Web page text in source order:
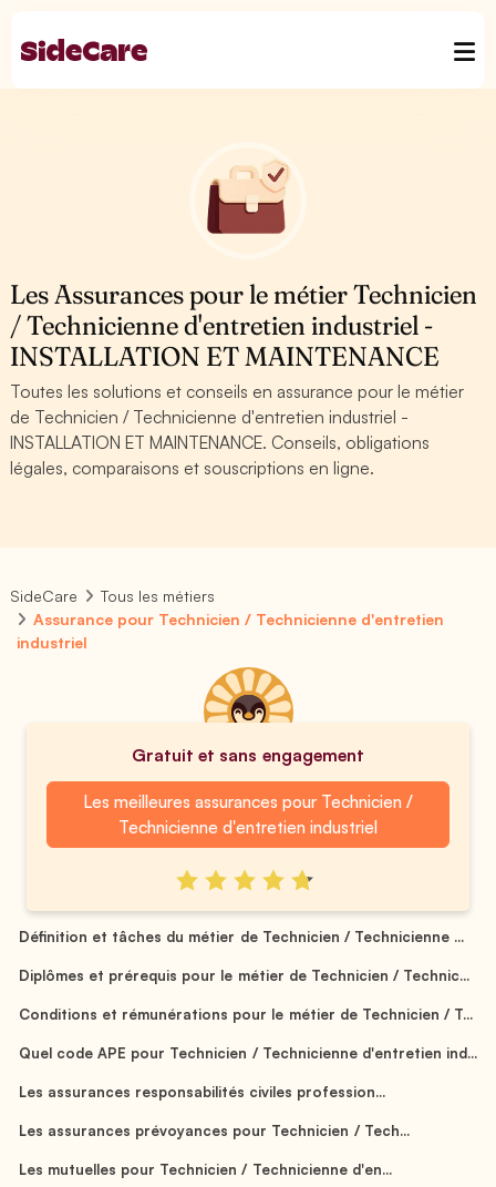
Les Assurances pour le métier Technicien
/ Technicienne d'entretien industriel -
INSTALLATION ET MAINTENANCE
Toutes les solutions et conseils en assurance pour le métier
de Technicien / Technicienne d'entretien industriel -
INSTALLATION ET MAINTENANCE. Conseils, obligations
légales, comparaisons et souscriptions en ligne.
SideCare
Tous les métiers
Assurance pour Technicien / Technicienne d'entretien
industriel
Gratuit et sans engagement
Les meilleures assurances pour Technicien /
Technicienne d'entretien industriel
Définition et tâches du métier de Technicien / Technicienne ...
Diplômes et prérequis pour le métier de Technicien / Technic...
Conditions et rémunérations pour le métier de Technicien / T...
Quel code APE pour Technicien / Technicienne d'entretien ind...
Les assurances responsabilités civiles profession...
Les assurances prévoyances pour Technicien / Tech...
Les mutuelles pour Technicien / Technicienne d'en...